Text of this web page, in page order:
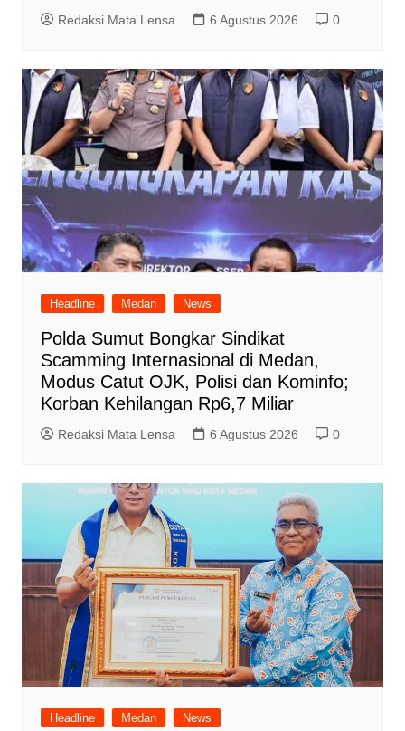
Redaksi Mata Lensa 6 Agustus 2026 0
Headline Medan News
Polda Sumut Bongkar Sindikat
Scamming Internasional di Medan,
Modus Catut OJK, Polisi dan Kominfo;
Korban Kehilangan Rp6,7 Miliar
Redaksi Mata Lensa 6 Agustus 2026 0
Headline Medan News